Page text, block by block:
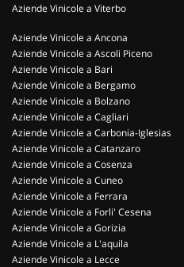
Aziende Vinicole a Viterbo
Aziende Vinicole a Ancona
Aziende Vinicole a Ascoli Piceno
Aziende Vinicole a Bari
Aziende Vinicole a Bergamo
Aziende Vinicole a Bolzano
Aziende Vinicole a Cagliari
Aziende Vinicole a Carbonia-Iglesias
Aziende Vinicole a Catanzaro
Aziende Vinicole a Cosenza
Aziende Vinicole a Cuneo
Aziende Vinicole a Ferrara
Aziende Vinicole a Forli' Cesena
Aziende Vinicole a Gorizia
Aziende Vinicole a L'aquila
Aziende Vinicole a Lecce